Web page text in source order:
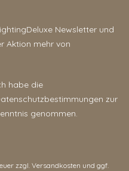
Newsletter und
Aktion mehr von
habe die
zur
genommen.
zzgl. Versandkosten und ggf.